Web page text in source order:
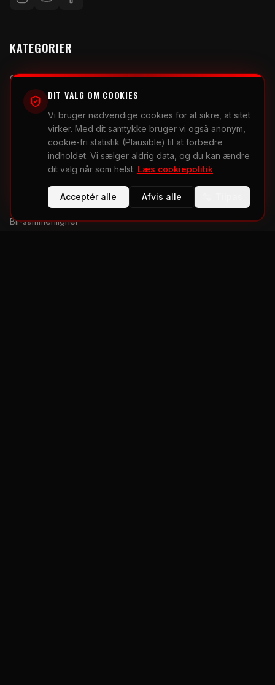
KATEGORIER
Superbiler & Performance
Elbiler & Hybrider
Familiebiler & SUV'er
Biltilbehør & Gadgets
RESSOURCER
Bil-sammenligner
DIT VALG OM COOKIES
Vi bruger nødvendige cookies for at sikre, at sitet
virker. Med dit samtykke bruger vi også anonym,
cookie-fri statistik (Plausible) til at forbedre
indholdet. Vi sælger aldrig data, og du kan ændre
dit valg når som helst. Læs cookiepolitik
Acceptér alle Afvis alle